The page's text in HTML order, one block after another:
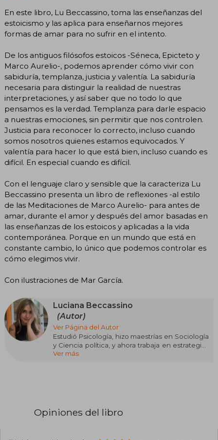
En este libro, Lu Beccassino, toma las enseñanzas del
estoicismo y las aplica para enseñarnos mejores
formas de amar para no sufrir en el intento.
De los antiguos filósofos estoicos -Séneca, Epicteto y
Marco Aurelio-, podemos aprender cómo vivir con
sabiduría, templanza, justicia y valentía. La sabiduría
necesaria para distinguir la realidad de nuestras
interpretaciones, y así saber que no todo lo que
pensamos es la verdad. Templanza para darle espacio
a nuestras emociones, sin permitir que nos controlen.
Justicia para reconocer lo correcto, incluso cuando
somos nosotros quienes estamos equivocados. Y
valentía para hacer lo que está bien, incluso cuando es
difícil. En especial cuando es difícil.
Con el lenguaje claro y sensible que la caracteriza Lu
Beccassino presenta un libro de reflexiones -al estilo
de las Meditaciones de Marco Aurelio- para antes de
amar, durante el amor y después del amor basadas en
las enseñanzas de los estoicos y aplicadas a la vida
contemporánea. Porque en un mundo que está en
constante cambio, lo único que podemos controlar es
cómo elegimos vivir.
Con ilustraciones de Mar García.
Luciana Beccassino
(Autor)
Ver Página del Autor
Estudió Psicología, hizo maestrías en Sociología
y Ciencia política, y ahora trabaja en estrategias
de comunicación digital. También es
Empezó a leer filosofía porque quería encontrar
Ver más
Opiniones del libro